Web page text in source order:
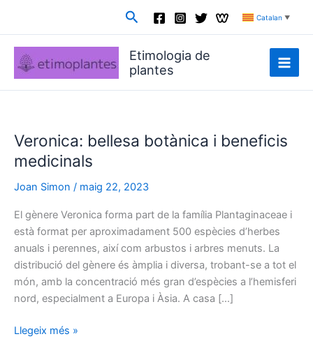
Cerca Catalan ▼
Etimologia de
plantes
Veronica: bellesa botànica i beneficis
medicinals
Joan Simon / maig 22, 2023
El gènere Veronica forma part de la família Plantaginaceae i
està format per aproximadament 500 espècies d’herbes
anuals i perennes, així com arbustos i arbres menuts. La
distribució del gènere és àmplia i diversa, trobant-se a tot el
món, amb la concentració més gran d’espècies a l’hemisferi
nord, especialment a Europa i Àsia. A casa […]
Veronica:
Llegeix més »